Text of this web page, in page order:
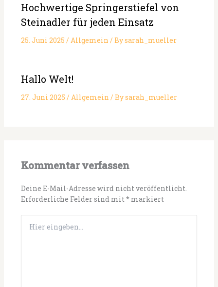
Hochwertige Springerstiefel von
Steinadler für jeden Einsatz
25. Juni 2025 / Allgemein / Bysarah_mueller
Hallo Welt!
27. Juni 2025 / Allgemein / Bysarah_mueller
Kommentar verfassen
Deine E-Mail-Adresse wird nicht veröffentlicht.
Erforderliche Felder sind mit*markiert
eingeben…